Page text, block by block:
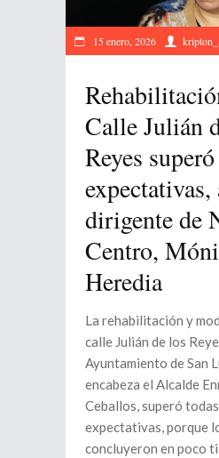
15 enero, 2026
Calle Julián
Reyes superó
dirigente de
Centro,
Heredia
La rehabilitación y
calle Julián de los
Ayuntamiento de San
encabeza el Alcalde
Ceballos, superó
expectativas, porque
concluyeron en poco